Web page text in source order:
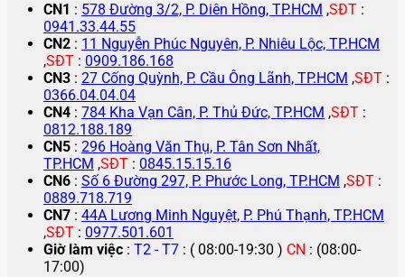
CN1 : 578 Đường 3/2, P. Diên Hồng, TP.HCM ,SĐT :
0941.33.44.55
CN2 : 11 Nguyễn Phúc Nguyên, P. Nhiêu Lộc, TP.HCM
,SĐT : 0909.186.168
CN3 : 27 Cống Quỳnh, P. Cầu Ông Lãnh, TP.HCM ,SĐT :
0366.04.04.04
CN4 : 784 Kha Vạn Cân, P. Thủ Đức, TP.HCM ,SĐT :
0812.188.189
CN5 : 296 Hoàng Văn Thụ, P. Tân Sơn Nhất,
TP.HCM ,SĐT : 0845.15.15.16
CN6 : Số 6 Đường 297, P. Phước Long, TP.HCM ,SĐT :
0889.718.719
CN7 : 44A Lương Minh Nguyệt, P. Phú Thạnh, TP.HCM
,SĐT : 0977.501.601
Giờ làm việc : T2 - T7 : ( 08:00-19:30 ) CN : (08:00-
17:00)